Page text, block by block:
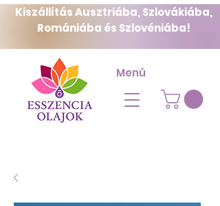
Kiszállítás Ausztriába, Szlovákiába,
Romániába és Szlovéniába!
Menü